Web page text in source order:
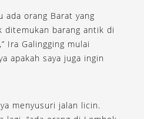
ada orang Barat yang
ditemukan barang antik di
Ira Galingging mulai
apakah saya juga ingin
menyusuri jalan licin.